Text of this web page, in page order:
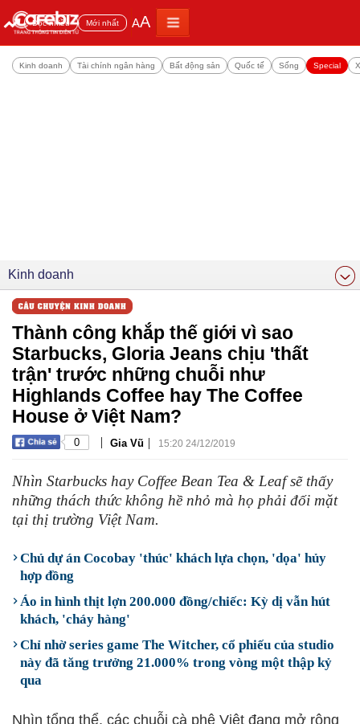
Đọc nhiều Mới nhất AA
Kinh doanh Tài chính ngân hàng Bất động sản Quốc tế Sống Special
Kinh doanh
Thành công khắp thế giới vì sao
Starbucks, Gloria Jeans chịu 'thất
trận' trước những chuỗi như
Highlands Coffee hay The Coffee
House ở Việt Nam?
0 | Gia Vũ | 15:20 24/12/2019
Nhìn Starbucks hay Coffee Bean Tea & Leaf sẽ thấy
những thách thức không hề nhỏ mà họ phải đối mặt
tại thị trường Việt Nam.
Chủ dự án Cocobay 'thúc' khách lựa chọn, 'dọa' hủy
hợp đồng
Áo in hình thịt lợn 200.000 đồng/chiếc: Kỳ dị vẫn hút
khách, 'cháy hàng'
Chỉ nhờ series game The Witcher, cổ phiếu của studio
này đã tăng trưởng 21.000% trong vòng một thập kỷ
qua
Nhìn tổng thể, các chuỗi cà phê Việt đang mở rộng